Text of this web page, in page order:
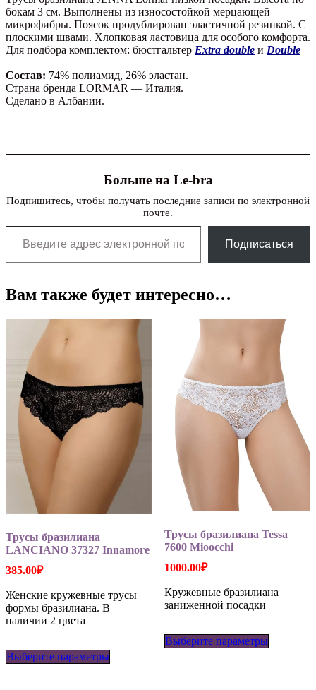
бокам 3 см. Выполнены из износостойкой мерцающей
микрофибры. Поясок продублирован эластичной резинкой. С
плоскими швами. Хлопковая ластовица для особого комфорта.
Для подбора комплектом: бюстгальтер Extra double и Double
Состав: 74% полиамид, 26% эластан.
Страна бренда LORMAR — Италия.
Сделано в Албании.
Больше на Le-bra
Подпишитесь, чтобы получать последние записи по электронной
почте.
Введите адрес электронной почты…
Подписаться
Вам также будет интересно…
Трусы бразилиана
LANCIANO 37327 Innamore
385.00₽
Женские кружевные трусы
формы бразилиана. В
наличии 2 цвета
Выберите параметры
Трусы бразилиана Tessa
7600 Mioocchi
1000.00₽
Кружевные бразилиана
заниженной посадки
Выберите параметры